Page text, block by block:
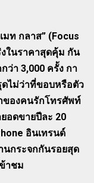
ท กลาส” (Focus
ในราคาสุดคุ้ม กัน
ว่า 3,000 ครั้ง กา
ไม่ว่าที่ขอบหรือตัว
องคนรักโทรศัพท์
อดขายปีละ 20
อินเทรนด์
นกระจกกันรอยสุด
าชม